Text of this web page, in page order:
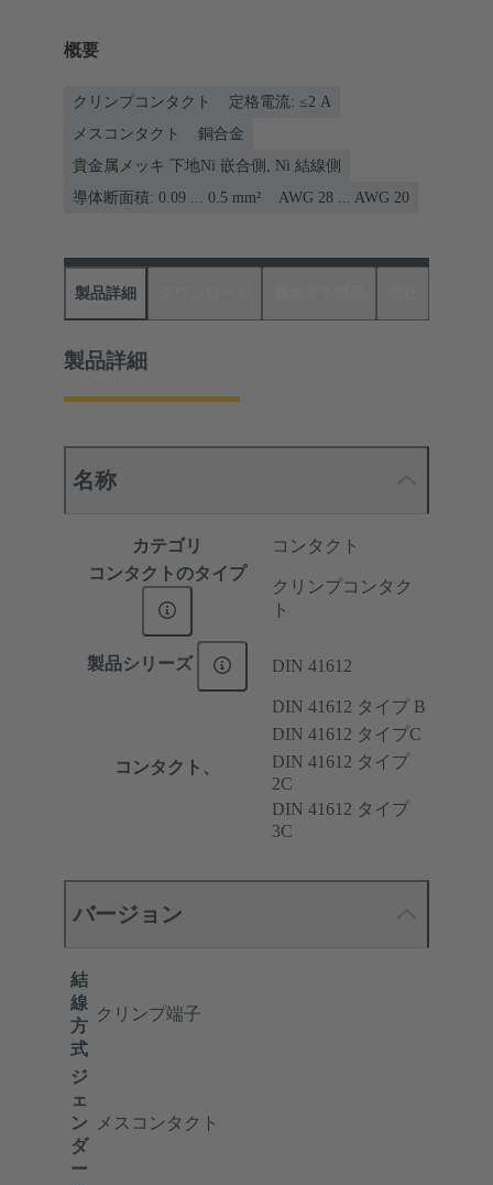
概要
クリンプコンタクト
定格電流: ≤2 A
メスコンタクト
銅合金
貴金属メッキ 下地Ni 嵌合側, Ni 結線側
導体断面積: 0.09 ... 0.5 mm²
AWG 28 ... AWG 20
製品詳細
製品詳細
名称
カテゴリ
コンタクト
コンタクトのタイプ
クリンプコンタク
ト
製品シリーズ DIN 41612
コンタクト、
DIN 41612 タイプ B
DIN 41612 タイプC
DIN 41612 タイプ
2C
DIN 41612 タイプ
3C
バージョン
結
線
方
式
クリンプ端子
ジ
ェ
ン
ダ
ー
メスコンタクト